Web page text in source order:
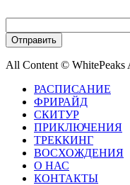
All Content © WhitePeaks
РАСПИСАНИЕ
ФРИРАЙД
СКИТУР
ПРИКЛЮЧЕНИЯ
ТРЕККИНГ
ВОСХОЖДЕНИЯ
О НАС
КОНТАКТЫ